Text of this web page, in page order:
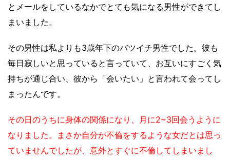
とメールをしているなかでとても気になる男性ができてし
まいました。
その男性は私よりも3歳年下のバツイチ男性でした。彼も
毎日寂しいと思っていると言っていて、お互いにすごく気
持ちが通じ合い、彼から「会いたい」と言われて会ってし
まったんです。
その日のうちに身体の関係になり、月に2~3回会うように
なりました。まさか自分が不倫をするような女だとは思っ
ていませんでしたが、意外とすぐに不倫してしまいまし